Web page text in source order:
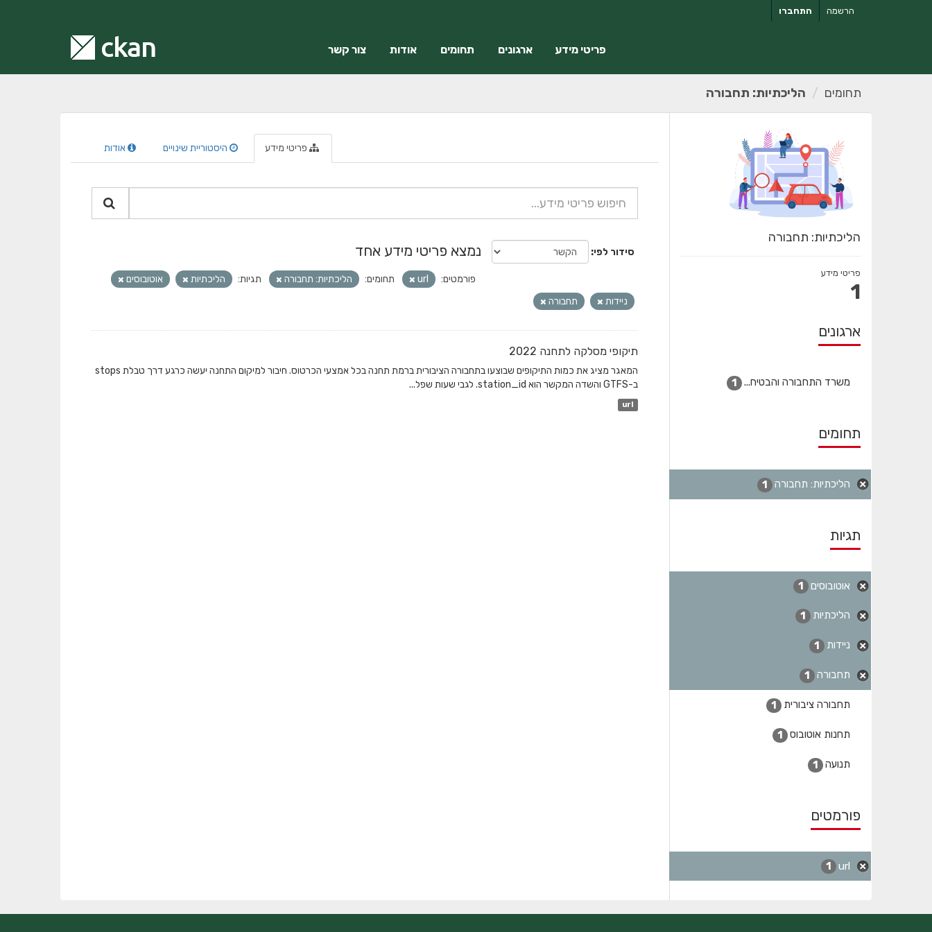
התחברו הרשמה
פריטי מידע ארגונים תחומים אודות צור קשר
תחומים הליכתיות: תחבורה
הליכתיות: תחבורה
פריטי מידע
1
ארגונים
משרד התחבורה והבטיח... 1
תחומים
הליכתיות: תחבורה 1
תגיות
אוטובוסים 1
הליכתיות 1
ניידות 1
תחבורה 1
תחבורה ציבורית 1
תחנות אוטובוס 1
תנועה 1
פורמטים
url
1
פריטי מידע היסטוריית שינויים אודות
סידור לפי נמצא פריטי מידע אחד
פורמטים: url תחומים: הליכתיות: תחבורה תגיות: הליכתיות
אוטובוסים
ניידות
תחבורה
תיקופי מסלקה לתחנה 2022
המאגר מציג את כמות התיקופים שבוצעו בתחבורה הציבורית ברמת תחנה בכל אמצעי הכרטוס. חיבור למיקום התחנה יעשה כרגע דרך טבלת stops
ב-GTFS והשדה המקשר הוא station_id. לגבי שעות שפל...
url